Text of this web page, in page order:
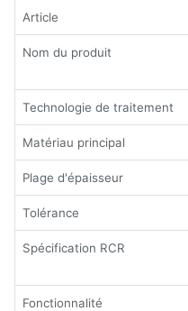
Article
Nom du produit
Technologie de traitement
Matériau principal
Plage d'épaisseur
Tolérance
Spécification RCR
Fonctionnalité